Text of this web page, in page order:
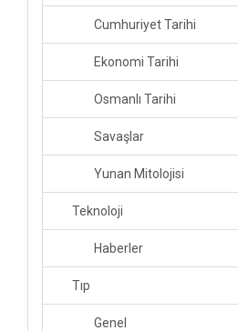
Cumhuriyet Tarihi
Ekonomi Tarihi
Osmanlı Tarihi
Savaşlar
Yunan Mitolojisi
Teknoloji
Haberler
Tıp
Genel